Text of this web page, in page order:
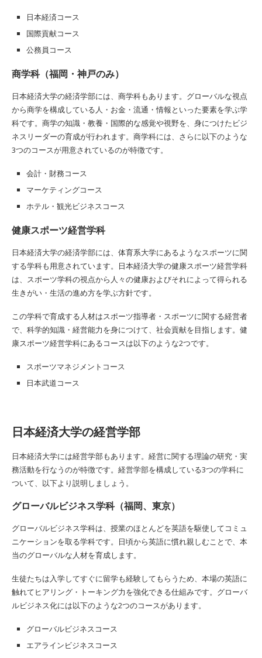
日本経済コース
国際貢献コース
公務員コース
商学科（福岡・神戸のみ）
日本経済大学の経済学部には、商学科もあります。グローバルな視点
から商学を構成している人・お金・流通・情報といった要素を学ぶ学
科です。商学の知識・教養・国際的な感覚や視野を、身につけたビジ
ネスリーダーの育成が行われます。商学科には、さらに以下のような
3つのコースが用意されているのが特徴です。
会計・財務コース
マーケティングコース
ホテル・観光ビジネスコース
健康スポーツ経営学科
日本経済大学の経済学部には、体育系大学にあるようなスポーツに関
する学科も用意されています。日本経済大学の健康スポーツ経営学科
は、スポーツ学科の視点から人々の健康およびそれによって得られる
生きがい・生活の進め方を学ぶ方針です。
この学科で育成する人材はスポーツ指導者・スポーツに関する経営者
で、科学的知識・経営能力を身につけて、社会貢献を目指します。健
康スポーツ経営学科にあるコースは以下のような2つです。
スポーツマネジメントコース
日本武道コース
日本経済大学の経営学部
日本経済大学には経営学部もあります。経営に関する理論の研究・実
務活動を行なうのが特徴です。経営学部を構成している3つの学科に
ついて、以下より説明しましょう。
グローバルビジネス学科（福岡、東京）
グローバルビジネス学科は、授業のほとんどを英語を駆使してコミュ
ニケーションを取る学科です。日頃から英語に慣れ親しむことで、本
当のグローバルな人材を育成します。
生徒たちは入学してすぐに留学も経験してもらうため、本場の英語に
触れてヒアリング・トーキング力を強化できる仕組みです。グローバ
ルビジネス化には以下のような2つのコースがあります。
グローバルビジネスコース
エアラインビジネスコース